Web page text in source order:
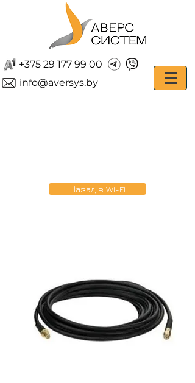
+375 29 177 99 00
info@aversys.by
Назад в WI-FI